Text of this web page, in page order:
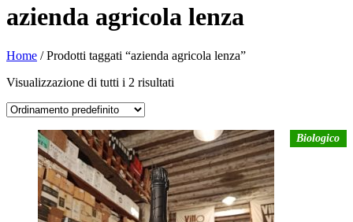
azienda agricola lenza
Home / Prodotti taggati “azienda agricola lenza”
Visualizzazione di tutti i 2 risultati
Biologico